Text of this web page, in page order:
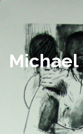
springen